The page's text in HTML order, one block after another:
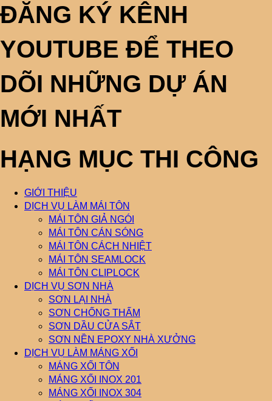
ĐĂNG KÝ KÊNH
YOUTUBE ĐỂ THEO
DÕI NHỮNG DỰ ÁN
MỚI NHẤT
HẠNG MỤC THI CÔNG
GIỚI THIỆU
DỊCH VỤ LÀM MÁI TÔN
MÁI TÔN GIẢ NGÓI
MÁI TÔN CÁN SÓNG
MÁI TÔN CÁCH NHIỆT
MÁI TÔN SEAMLOCK
MÁI TÔN CLIPLOCK
DỊCH VỤ SƠN NHÀ
SƠN LẠI NHÀ
SƠN CHỐNG THẤM
SƠN DẦU CỬA SẮT
SƠN NỀN EPOXY NHÀ XƯỞNG
DỊCH VỤ LÀM MÁNG XỐI
MÁNG XỐI TÔN
MÁNG XỐI INOX 201
MÁNG XỐI INOX 304